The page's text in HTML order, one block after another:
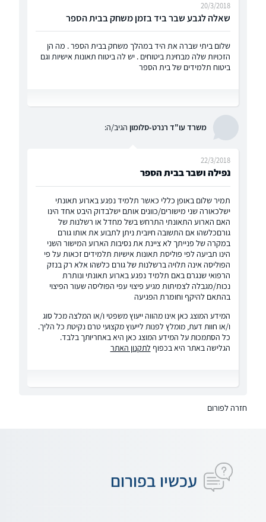
שאלה לגבע שבר ביד בזמן משחק בבית הספר
20/3/2018
שלום ביתי שברה את היד במהלך משחק בבית הספר . מה הן
הזכויות שלה מבחינת ביטוחים . יש לה ביטוח תאונות אישיות וגם
ביטוח תלמידים של בית הספר
משרד עו"ד רנרט-סלומון הגיב/ה:
נפילה ושבר בבית הספר
22/3/2018
תמיר שלום באופן כללי כאשר תלמיד נפגע בארוע תאונתי
ישלכאורה שני מישורים/כוונים אותם ישלבדוק היבט אחד הינו
האם הארוע התאונתי התרחש בשל מחדל או רשלנות של
גורםכלשהו אם התשובה חיובית ניתן לתבוע את אותו גורם
במקרה של פנייתך לא ציינת את נסיבות הארוע המישור השני
הינו תביעה לפי פוליסת תאונות אישיות תלמידים זכאות על פי
הפוליסה אינה תלויה ברשלנות של גורם כלשהו אלא רק בנזק
הרפואי שנגרם באם תלמיד נפגע בארוע תאונתי ונותרת
נכות/מגבלה לצמיתות מגיע פיצוי עפי הפוליסה שעור הפיצוי
בהתאם להיקף וחומרת הפגיעה
המידע המוצג כאן אינו מהווה ייעוץ משפטי ו/או המלצה מכל סוג
ו/או חוות דעת, מומלץ לפנות לייעוץ מקצועי טרם נקיטת כל הליך.
כל הסתמכות על המידע המוצג כאן היא באחריותך בלבד.
הגלישה באתר היא בכפוף לתקנון האתר
חזרה לפורום
עכשיו בפורום